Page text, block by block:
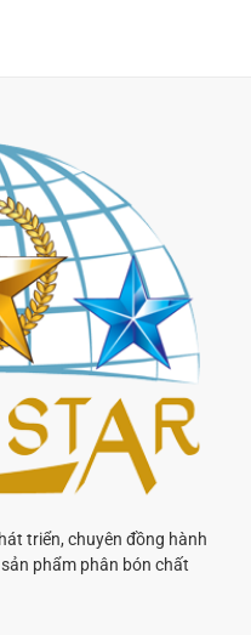
triển, chuyên đồng hành
phẩm phân bón chất